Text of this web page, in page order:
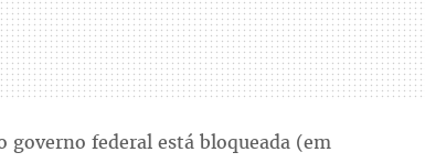
governo federal está bloqueada (em